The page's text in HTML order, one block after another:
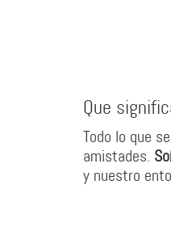
Que
Todo lo que
amistades.
y nuestro